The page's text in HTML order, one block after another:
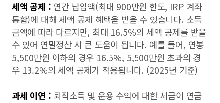
세액 공제 : 연간 납입액(최대 900만원 한도, IRP 계좌
통합)에 대해 세액 공제 혜택을 받을 수 있습니다. 소득
금액에 따라 다르지만, 최대 16.5%의 세액 공제를 받을
수 있어 연말정산 시 큰 도움이 됩니다. 예를 들어, 연봉
5,500만원 이하의 경우 16.5%, 5,500만원 초과의 경
우 13.2%의 세액 공제가 적용됩니다. (2025년 기준)
과세 이연 : 퇴직소득 및 운용 수익에 대한 세금이 연금